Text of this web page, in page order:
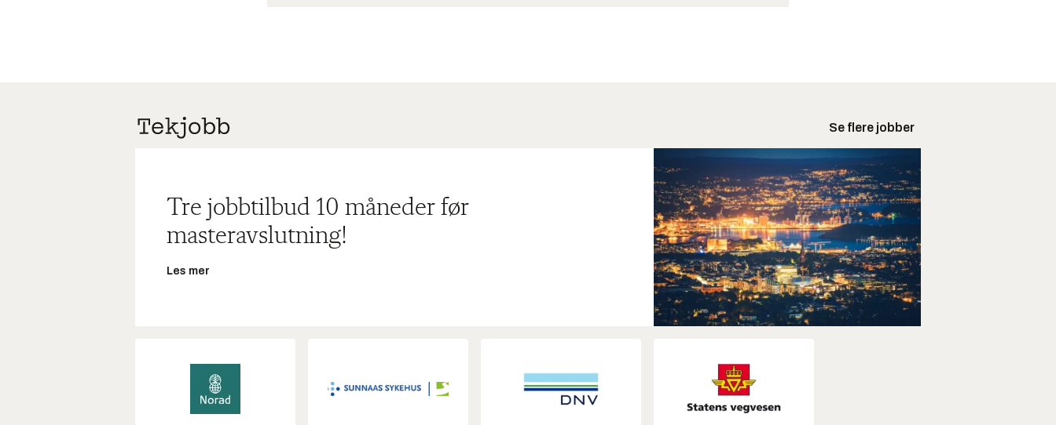
Se flere jobber
Tre jobbtilbud 10 måneder før
masteravslutning!
Les mer